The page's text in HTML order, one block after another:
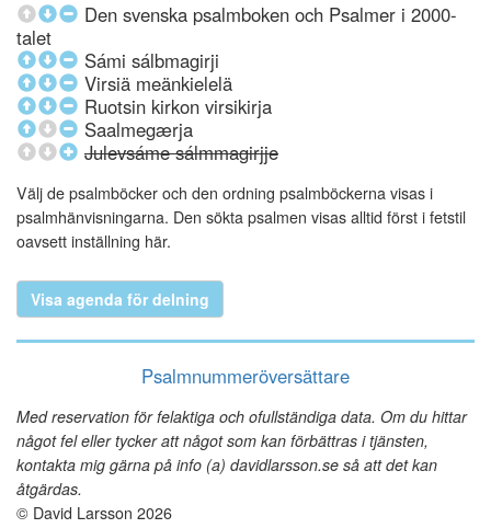
Den svenska psalmboken och Psalmer i 2000-
talet
Sámi sálbmagirji
Virsiä meänkielelä
Ruotsin kirkon virsikirja
Saalmegærja
Julevsáme sálmmagirjje
Välj de psalmböcker och den ordning psalmböckerna visas i
psalmhänvisningarna. Den sökta psalmen visas alltid först i fetstil
oavsett inställning här.
Visa agenda för delning
Psalmnummeröversättare
Med reservation för felaktiga och ofullständiga data. Om du hittar
något fel eller tycker att något som kan förbättras i tjänsten,
kontakta mig gärna på info (a) davidlarsson.se så att det kan
åtgärdas.
© David Larsson 2026